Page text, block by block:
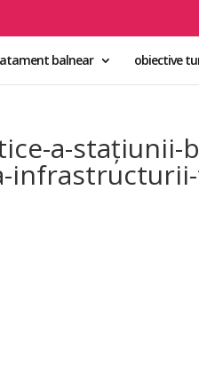
balnear obiective
a-stațiunii-